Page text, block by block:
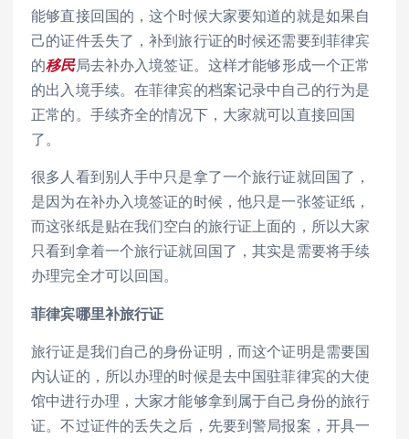
能够直接回国的，这个时候大家要知道的就是如果自
己的证件丢失了，补到旅行证的时候还需要到菲律宾
的移民局去补办入境签证。这样才能够形成一个正常
的出入境手续。在菲律宾的档案记录中自己的行为是
正常的。手续齐全的情况下，大家就可以直接回国
了。
很多人看到别人手中只是拿了一个旅行证就回国了，
是因为在补办入境签证的时候，他只是一张签证纸，
而这张纸是贴在我们空白的旅行证上面的，所以大家
只看到拿着一个旅行证就回国了，其实是需要将手续
办理完全才可以回国。
菲律宾哪里补旅行证
旅行证是我们自己的身份证明，而这个证明是需要国
内认证的，所以办理的时候是去中国驻菲律宾的大使
馆中进行办理，大家才能够拿到属于自己身份的旅行
证。不过证件的丢失之后，先要到警局报案，开具一